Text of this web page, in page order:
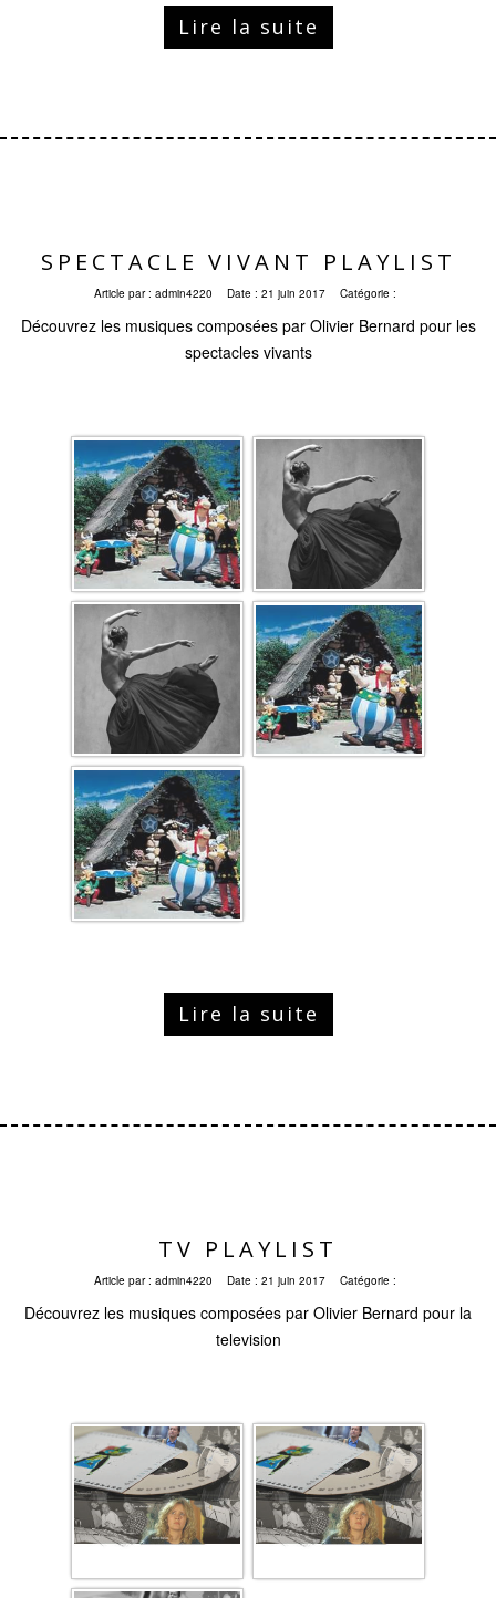
Lire la suite
SPECTACLE VIVANT PLAYLIST
Article par : admin4220 Date : 21 juin 2017 Catégorie :
Découvrez les musiques composées par Olivier Bernard pour les
spectacles vivants
Lire la suite
TV PLAYLIST
Article par : admin4220 Date : 21 juin 2017 Catégorie :
Découvrez les musiques composées par Olivier Bernard pour la
television